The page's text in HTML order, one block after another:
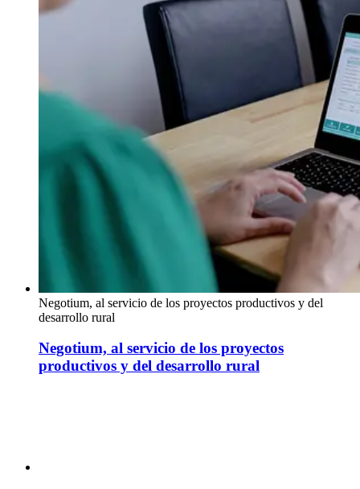
Negotium, al servicio de los proyectos productivos y del
desarrollo rural
Negotium, al servicio de los proyectos
productivos y del desarrollo rural